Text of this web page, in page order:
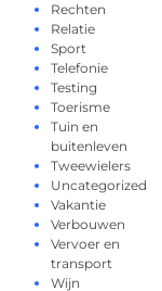
Rechten
Relatie
Sport
Telefonie
Testing
Toerisme
Tuin en
buitenleven
Tweewielers
Uncategorized
Vakantie
Verbouwen
Vervoer en
transport
Wijn